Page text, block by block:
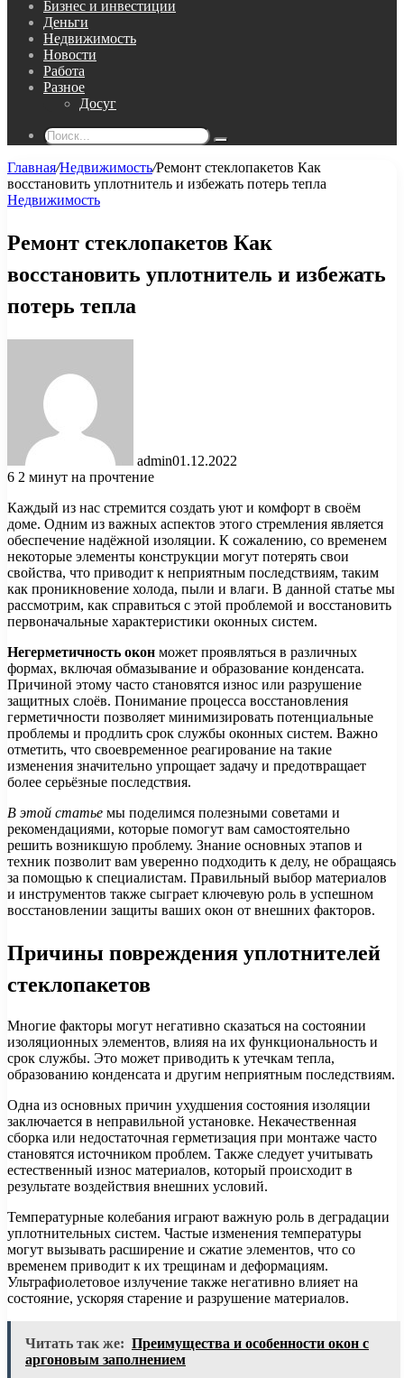
Бизнес и инвестиции
Деньги
Недвижимость
Новости
Работа
Разное
Досуг
Поиск...
Главная/Недвижимость/Ремонт стеклопакетов Как
восстановить уплотнитель и избежать потерь тепла
Недвижимость
Ремонт стеклопакетов Как
восстановить уплотнитель и избежать
потерь тепла
admin01.12.2022
6 2 минут на прочтение
Каждый из нас стремится создать уют и комфорт в своём
доме. Одним из важных аспектов этого стремления является
обеспечение надёжной изоляции. К сожалению, со временем
некоторые элементы конструкции могут потерять свои
свойства, что приводит к неприятным последствиям, таким
как проникновение холода, пыли и влаги. В данной статье мы
рассмотрим, как справиться с этой проблемой и восстановить
первоначальные характеристики оконных систем.
Негерметичность окон может проявляться в различных
формах, включая обмазывание и образование конденсата.
Причиной этому часто становятся износ или разрушение
защитных слоёв. Понимание процесса восстановления
герметичности позволяет минимизировать потенциальные
проблемы и продлить срок службы оконных систем. Важно
отметить, что своевременное реагирование на такие
изменения значительно упрощает задачу и предотвращает
более серьёзные последствия.
В этой статье мы поделимся полезными советами и
рекомендациями, которые помогут вам самостоятельно
решить возникшую проблему. Знание основных этапов и
техник позволит вам уверенно подходить к делу, не обращаясь
за помощью к специалистам. Правильный выбор материалов
и инструментов также сыграет ключевую роль в успешном
восстановлении защиты ваших окон от внешних факторов.
Причины повреждения уплотнителей
стеклопакетов
Многие факторы могут негативно сказаться на состоянии
изоляционных элементов, влияя на их функциональность и
срок службы. Это может приводить к утечкам тепла,
образованию конденсата и другим неприятным последствиям.
Одна из основных причин ухудшения состояния изоляции
заключается в неправильной установке. Некачественная
сборка или недостаточная герметизация при монтаже часто
становятся источником проблем. Также следует учитывать
естественный износ материалов, который происходит в
результате воздействия внешних условий.
Температурные колебания играют важную роль в деградации
уплотнительных систем. Частые изменения температуры
могут вызывать расширение и сжатие элементов, что со
временем приводит к их трещинам и деформациям.
Ультрафиолетовое излучение также негативно влияет на
состояние, ускоряя старение и разрушение материалов.
Читать так же: Преимущества и особенности окон с
аргоновым заполнением